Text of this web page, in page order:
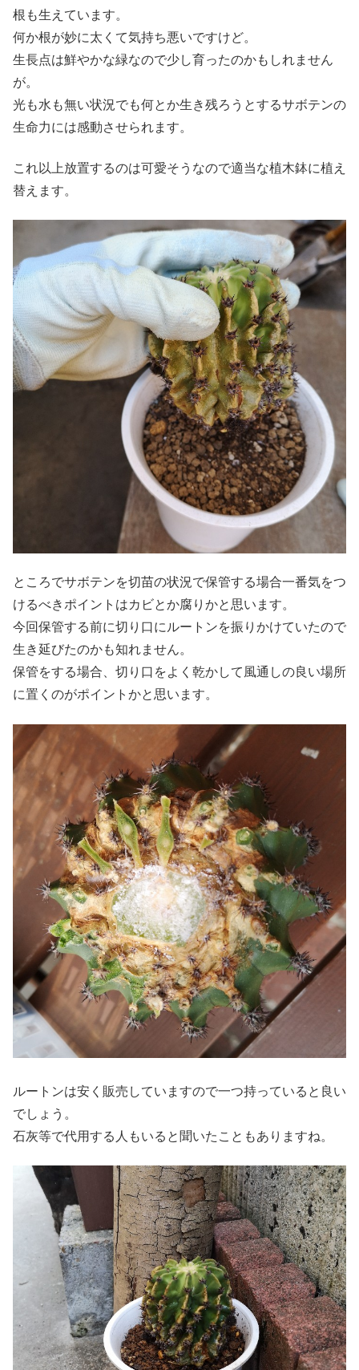
根も生えています。
何か根が妙に太くて気持ち悪いですけど。
生長点は鮮やかな緑なので少し育ったのかもしれません
が。
光も水も無い状況でも何とか生き残ろうとするサボテンの
生命力には感動させられます。
これ以上放置するのは可愛そうなので適当な植木鉢に植え
替えます。
ところでサボテンを切苗の状況で保管する場合一番気をつ
けるべきポイントはカビとか腐りかと思います。
今回保管する前に切り口にルートンを振りかけていたので
生き延びたのかも知れません。
保管をする場合、切り口をよく乾かして風通しの良い場所
に置くのがポイントかと思います。
ルートンは安く販売していますので一つ持っていると良い
でしょう。
石灰等で代用する人もいると聞いたこともありますね。